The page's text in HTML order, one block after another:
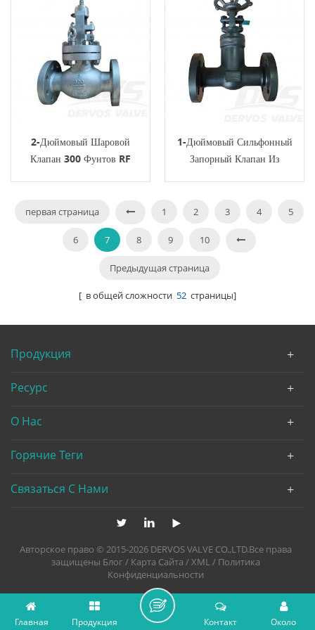
2-Дюймовый Шаровой
Клапан 300 Фунтов RF
1-Дюймовый Сильфонный
Запорный Клапан Из
первая страница 1 2 3 4 5
6 7 8 9 10
Предыдущая страница
[ в общей сложности 52 страницы]
Продукция
Ресурс
О Нас
Горячие Теги
Связаться С Нами
Авторское право © 2015-2026 DERVOS VALVE CO.,LTD.Все права
защищены Блог / Карта Сайта /XML/ Политика
Конфиденциальности
Главная Продукция Около
Контакт